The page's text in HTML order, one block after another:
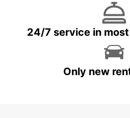
24/7 service in
Only new